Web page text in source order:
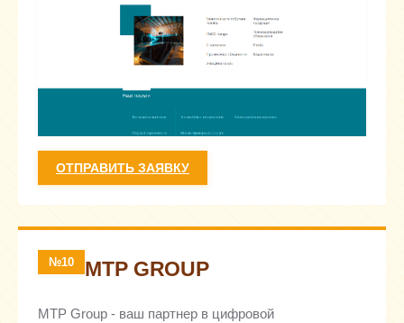
ОТПРАВИТЬ ЗАЯВКУ
№10 MTP GROUP
MTP Group - ваш партнер в цифровой